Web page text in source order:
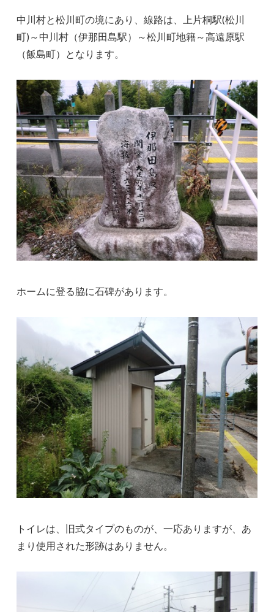
中川村と松川町の境にあり、線路は、上片桐駅(松川
町)～中川村（伊那田島駅）～松川町地籍～高遠原駅
（飯島町）となります。
ホームに登る脇に石碑があります。
トイレは、旧式タイプのものが、一応ありますが、あ
まり使用された形跡はありません。